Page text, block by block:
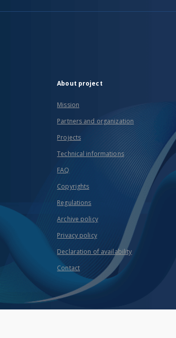
About project
Mission
Partners and organization
Projects
Technical informations
FAQ
Copyrights
Regulations
Archive policy
Privacy policy
Declaration of availability
Contact